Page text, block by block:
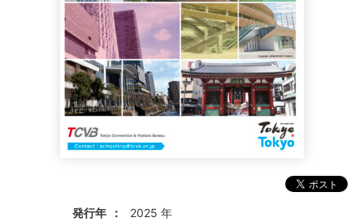
発行年
2025 年